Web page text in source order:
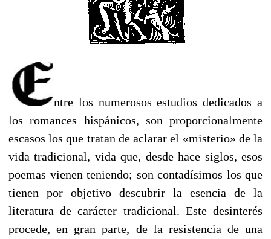
ntre los numerosos estudios dedicados a
los romances hispánicos, son proporcionalmente
escasos los que tratan de aclarar el «misterio» de la
vida tradicional, vida que, desde hace siglos, esos
poemas vienen teniendo; son contadísimos los que
tienen por objetivo descubrir la esencia de la
literatura de carácter tradicional. Este desinterés
procede, en gran parte, de la resistencia de una